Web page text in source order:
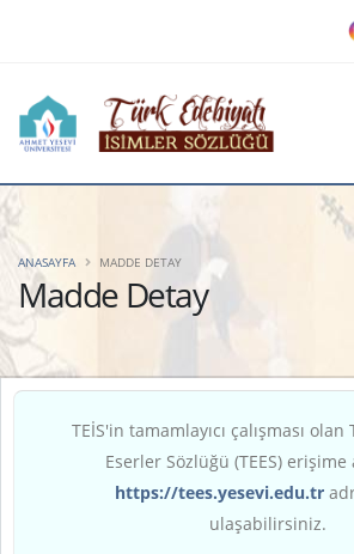
Madde Detay
ANASAYFA MADDE DETAY
TEİS'in tamamlayıcı çalışması olan
Eserler Sözlüğü (TEES) erişime
https://tees.yesevi.edu.tr
ulaşabilirsiniz.